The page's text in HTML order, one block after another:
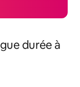
durée à